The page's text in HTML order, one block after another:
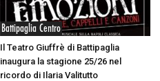
Battipaglia Centro
Il Teatro Giuffrè di Battipaglia
inaugura la stagione 25/26 nel
ricordo di Ilaria Valitutto